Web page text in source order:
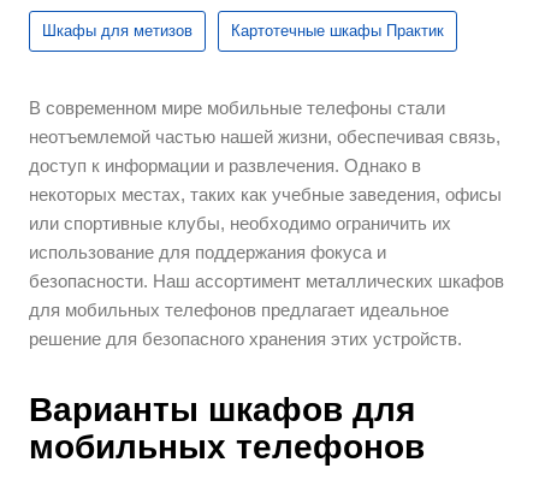
Шкафы для метизов Картотечные шкафы Практик
В современном мире мобильные телефоны стали
неотъемлемой частью нашей жизни, обеспечивая связь,
доступ к информации и развлечения. Однако в
некоторых местах, таких как учебные заведения, офисы
или спортивные клубы, необходимо ограничить их
использование для поддержания фокуса и
безопасности. Наш ассортимент металлических шкафов
для мобильных телефонов предлагает идеальное
решение для безопасного хранения этих устройств.
Варианты шкафов для
мобильных телефонов